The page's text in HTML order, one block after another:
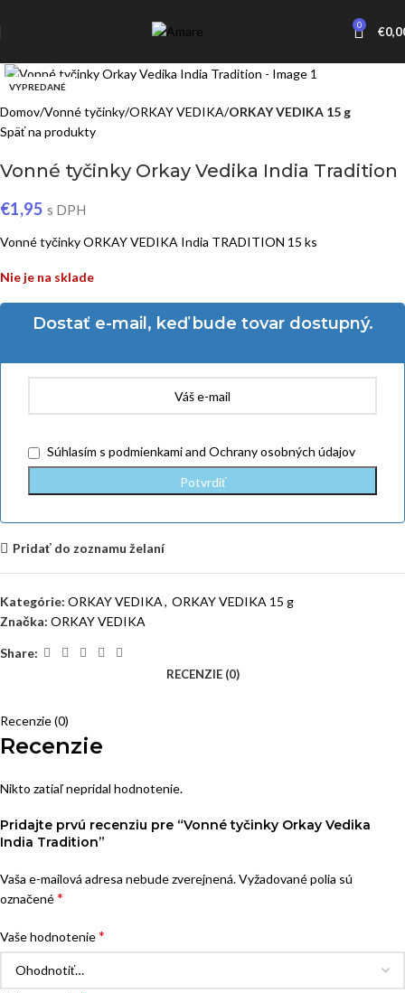
0 €
VYPREDANÉ
Domov Vonné tyčinky ORKAY VEDIKA ORKAY VEDIKA 15 g
Späť na produkty
Vonné tyčinky Orkay Vedika India Tradition
€1,95 s DPH
Vonné tyčinky ORKAY VEDIKA India TRADITION 15 ks
Nie je na sklade
Dostať e-mail, keď bude tovar dostupný.
Súhlasím s podmienkamiand Ochrany osobných údajov
Pridať do zoznamu želaní
Kategórie: ORKAY VEDIKA, ORKAY VEDIKA 15 g
Značka: ORKAY VEDIKA
Share:
RECENZIE (0)
Recenzie (0)
Recenzie
Nikto zatiaľ nepridal hodnotenie.
Pridajte prvú recenziu pre “Vonné tyčinky Orkay Vedika
India Tradition”
Vaša e-mailová adresa nebude zverejnená.Vyžadované polia sú
označené*
Vaše hodnotenie*